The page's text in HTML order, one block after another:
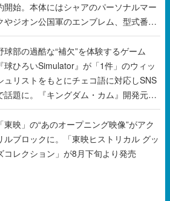
開始。本体にはシャアのパーソナルマー
やジオン公国軍のエンブレム、型式番号
どを配置
球部の過酷な“補欠”を体験するゲーム
『球ひろいSimulator』が「1件」のウィッ
ュリストをもとにチェコ語に対応しSNS
話題に。『キングダム・カム』開発元や
ェコのプロ野球選手から称賛の声
「東映」の“あのオープニング映像”がアク
ルブロックに。「東映ヒストリカル グッ
コレクション」が8月下旬より発売